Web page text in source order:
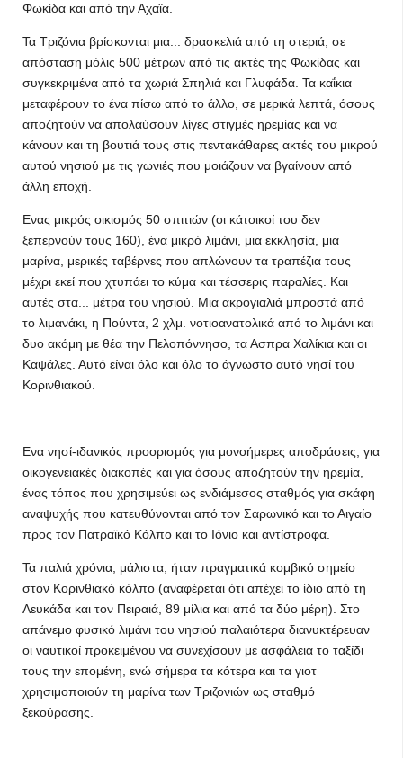
Φωκίδα και από την Αχαϊα.
Τα Τριζόνια βρίσκονται μια... δρασκελιά από τη στεριά, σε
απόσταση μόλις 500 μέτρων από τις ακτές της Φωκίδας και
συγκεκριμένα από τα χωριά Σπηλιά και Γλυφάδα. Τα καΐκια
μεταφέρουν το ένα πίσω από το άλλο, σε μερικά λεπτά, όσους
αποζητούν να απολαύσουν λίγες στιγμές ηρεμίας και να
κάνουν και τη βουτιά τους στις πεντακάθαρες ακτές του μικρού
αυτού νησιού με τις γωνιές που μοιάζουν να βγαίνουν από
άλλη εποχή.
Ενας μικρός οικισμός 50 σπιτιών (οι κάτοικοί του δεν
ξεπερνούν τους 160), ένα μικρό λιμάνι, μια εκκλησία, μια
μαρίνα, μερικές ταβέρνες που απλώνουν τα τραπέζια τους
μέχρι εκεί που χτυπάει το κύμα και τέσσερις παραλίες. Και
αυτές στα... μέτρα του νησιού. Μια ακρογιαλιά μπροστά από
το λιμανάκι, η Πούντα, 2 χλμ. νοτιοανατολικά από το λιμάνι και
δυο ακόμη με θέα την Πελοπόννησο, τα Ασπρα Χαλίκια και οι
Καψάλες. Αυτό είναι όλο και όλο το άγνωστο αυτό νησί του
Κορινθιακού.
Ενα νησί-ιδανικός προορισμός για μονοήμερες αποδράσεις, για
οικογενειακές διακοπές και για όσους αποζητούν την ηρεμία,
ένας τόπος που χρησιμεύει ως ενδιάμεσος σταθμός για σκάφη
αναψυχής που κατευθύνονται από τον Σαρωνικό και το Αιγαίο
προς τον Πατραϊκό Κόλπο και το Ιόνιο και αντίστροφα.
Τα παλιά χρόνια, μάλιστα, ήταν πραγματικά κομβικό σημείο
στον Κορινθιακό κόλπο (αναφέρεται ότι απέχει το ίδιο από τη
Λευκάδα και τον Πειραιά, 89 μίλια και από τα δύο μέρη). Στο
απάνεμο φυσικό λιμάνι του νησιού παλαιότερα διανυκτέρευαν
οι ναυτικοί προκειμένου να συνεχίσουν με ασφάλεια το ταξίδι
τους την επομένη, ενώ σήμερα τα κότερα και τα γιοτ
χρησιμοποιούν τη μαρίνα των Τριζονιών ως σταθμό
ξεκούρασης.